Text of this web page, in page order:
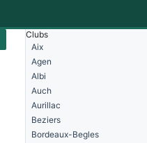
Clubs
Aix
Agen
Albi
Auch
Aurillac
Beziers
Bordeaux-Begles